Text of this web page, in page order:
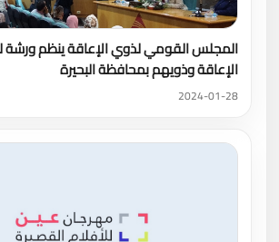
المجلس القومي لذوي الإعاقة ينظم
الإعاقة وذويهم بمحافظة البحيرة
2024-01-28